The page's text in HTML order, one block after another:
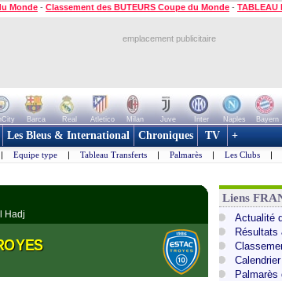
Monde - Classement des BUTEURS Coupe du Monde - TABLEAU
emplacement publicitaire
Barca Real Atletico Milan Juve Inter Naples Bayern
Les Bleus & International Chroniques TV +
| Equipe type | Tableau Transferts | Palmarès | Les Clubs |
Hadj
Liens
Actualité
Résultats
Palmarès